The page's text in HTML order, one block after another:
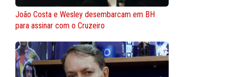
João Costa e Wesley desembarcam em BH
para assinar com o Cruzeiro